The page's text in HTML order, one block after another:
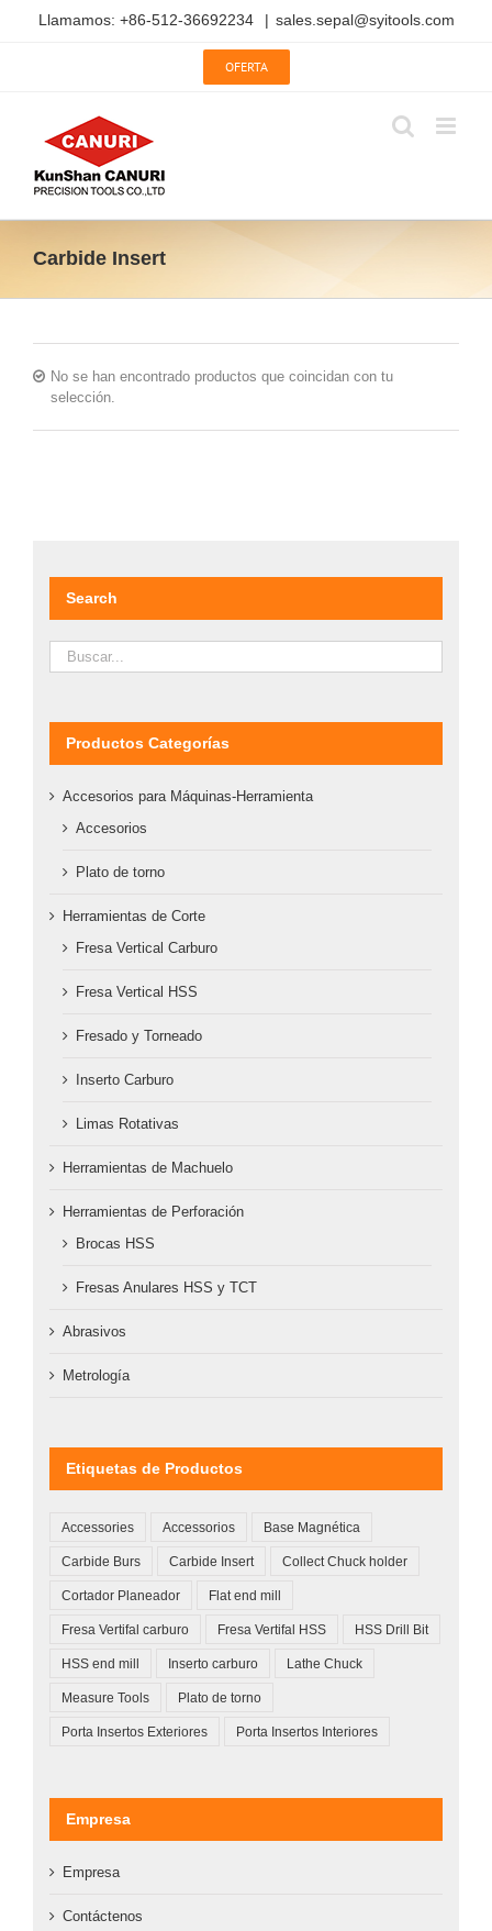
Llamamos: +86-512-36692234 | sales.sepal@syitools.com
OFERTA
Carbide Insert
No se han encontrado productos que coincidan con tu
selección.
Search
Productos Categorías
Accesorios para Máquinas-Herramienta
Accesorios
Plato de torno
Herramientas de Corte
Fresa Vertical Carburo
Fresa Vertical HSS
Fresado y Torneado
Inserto Carburo
Limas Rotativas
Herramientas de Machuelo
Herramientas de Perforación
Brocas HSS
Fresas Anulares HSS y TCT
Abrasivos
Metrología
Etiquetas de Productos
Accessories Accessorios Base Magnética
Carbide Burs Carbide Insert Collect Chuck holder
Cortador Planeador Flat end mill
Fresa Vertifal carburo Fresa Vertifal HSS HSS Drill Bit
HSS end mill Inserto carburo Lathe Chuck
Measure Tools Plato de torno
Porta Insertos Exteriores Porta Insertos Interiores
Empresa
Empresa
Contáctenos